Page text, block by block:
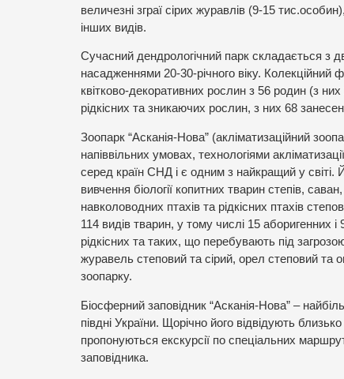
величезні зграї сірих журавлів (9-15
інших видів.
Сучасний дендрологічний парк складається з
насадженнями 20-30-річного віку.
квітково-декоративних рослин з 56 родин (з
рідкісних та зникаючих рослин, з них 68
Зоопарк “Асканія-Нова” (акліматизаційний
напіввільних умовах, технологіями
серед країн СНД і є одним з найкращий у світі.
вивчення біології копитних тварин степів,
навколоводних птахів та рідкісних птахів
114 видів тварин, у тому числі 15 аборигенних
рідкісних та таких, що перебувають під
журавель степовий та сірий, орел степовий та
зоопарку.
Біосферний заповідник “Асканія-Нова” –
півдні України. Щорічно його відвідують
пропонуються екскурсії по спеціальних
заповідника.